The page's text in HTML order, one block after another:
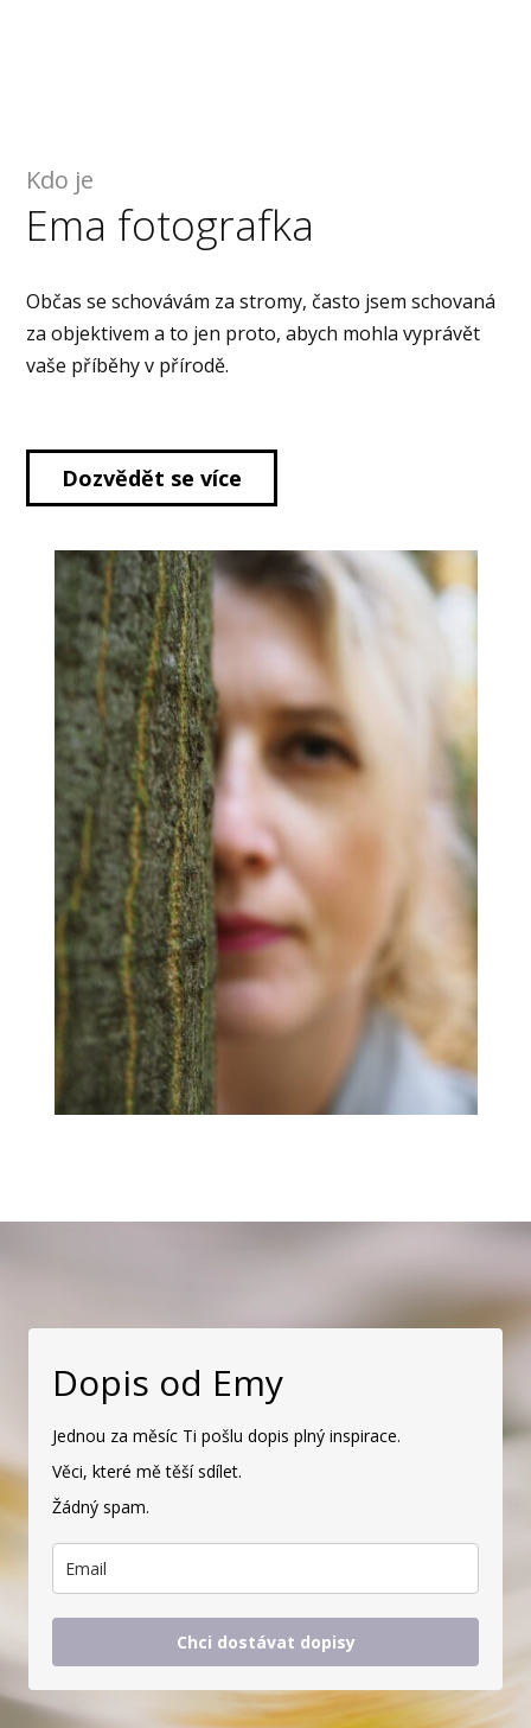
Kdo je
Ema fotografka
Občas se schovávám za stromy, často jsem schovaná
za objektivem a to jen proto, abych mohla vyprávět
vaše příběhy v přírodě.
Dozvědět se více
Dopis od Emy
Jednou za měsíc Ti pošlu dopis plný inspirace.
Věci, které mě těší sdílet.
Žádný spam.
Chci dostávat dopisy